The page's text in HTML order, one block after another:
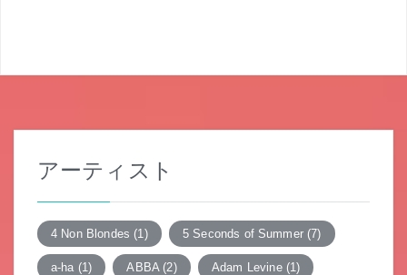
ー
アーティスト
4 Non Blondes (1) 5 Seconds of Summer(7)
a-ha (1) ABBA(2) Adam Levine(1)